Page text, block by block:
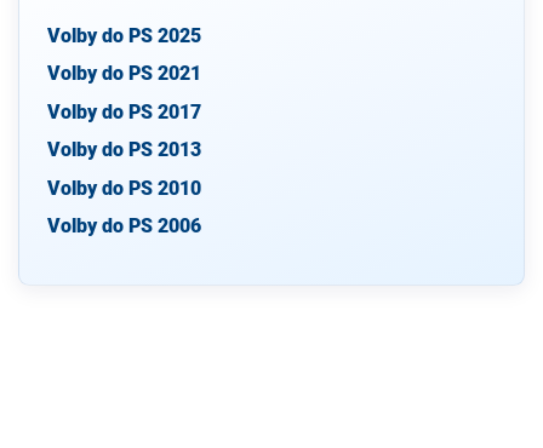
Volby do PS 2025
Volby do PS 2021
Volby do PS 2017
Volby do PS 2013
Volby do PS 2010
Volby do PS 2006